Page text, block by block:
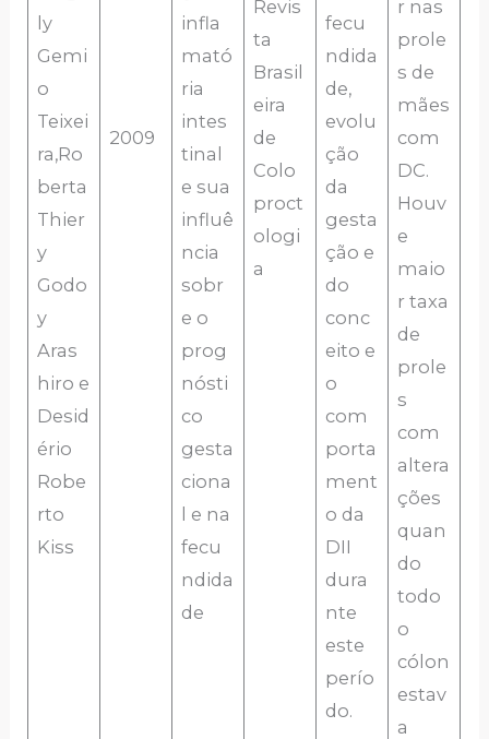
ly
Gemi
o
Teixei
ra,Ro
berta
Thier
y
Godo
y
Aras
hiro e
Desid
ério
Robe
rto
Kiss
2009
infla
mató
ria
intes
tinal
e sua
influê
ncia
sobr
e o
prog
nósti
co
gesta
ciona
l e na
fecu
ndida
de
Revis
ta
Brasil
eira
de
Colo
proct
ologi
a
fecu
ndida
de,
evolu
ção
da
gesta
ção e
do
conc
eito e
o
com
porta
ment
o da
DII
dura
nte
este
perío
do.
r nas
prole
s de
mães
com
DC.
Houv
e
maio
r taxa
de
prole
s
com
altera
ções
quan
do
todo
o
cólon
estav
a